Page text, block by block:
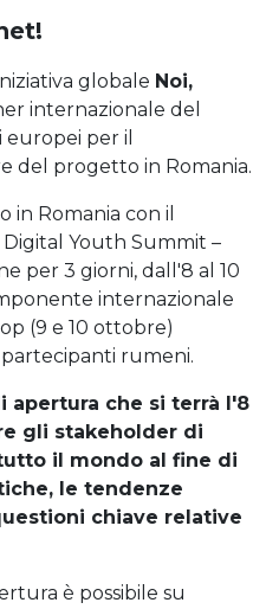
globale Noi,
internazionale del
europei per il
del progetto in Romania.
in Romania con il
Youth Summit –
per 3 giorni, dall'8 al 10
internazionale
(9 e 10 ottobre)
rumeni.
che si terrà l'8
gli stakeholder di
il mondo al fine di
le tendenze
chiave relative
è possibile su